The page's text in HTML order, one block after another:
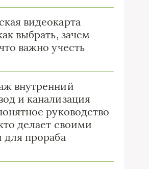
видеокарта
выбрать, зачем
важно учесть
внутренний
и канализация
руководство
делает своими
прораба